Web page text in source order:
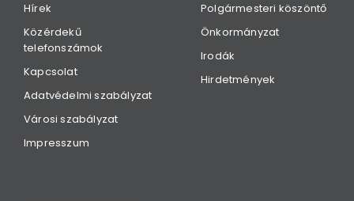
Hírek
Közérdekű
telefonszámok
Kapcsolat
Adatvédelmi szabályzat
Városi szabályzat
Impresszum
Polgármesteri köszöntő
Önkormányzat
Irodák
Hirdetmények